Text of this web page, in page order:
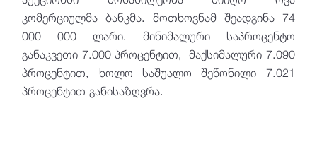
კომერციულმა ბანკმა. მოთხოვნამ შეადგინა 74
000 000 ლარი. მინიმალური საპროცენტო
განაკვეთი 7.000 პროცენტით, მაქსიმალური 7.090
პროცენტით, ხოლო საშუალო შეწონილი 7.021
პროცენტით განისაზღვრა.